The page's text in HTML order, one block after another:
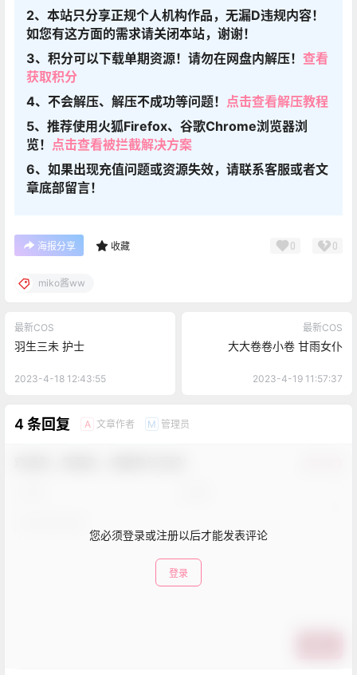
2、本站只分享正规个人机构作品，无漏D违规内容！
如您有这方面的需求请关闭本站，谢谢！
3、积分可以下载单期资源！请勿在网盘内解压！ 查看
获取积分
4、不会解压、解压不成功等问题！ 点击查看解压教程
5、推荐使用火狐Firefox、谷歌Chrome浏览器浏
览！ 点击查看被拦截解决方案
6、如果出现充值问题或资源失效，请联系客服或者文
章底部留言！
海报分享 收藏 0 0
miko酱ww
最新COS
羽生三未 护士
2023-4-18 12:43:55
最新COS
大大卷卷小卷 甘雨女仆
2023-4-19 11:57:37
4 条回复 A 文章作者 M 管理员
您必须登录或注册以后才能发表评论
登录